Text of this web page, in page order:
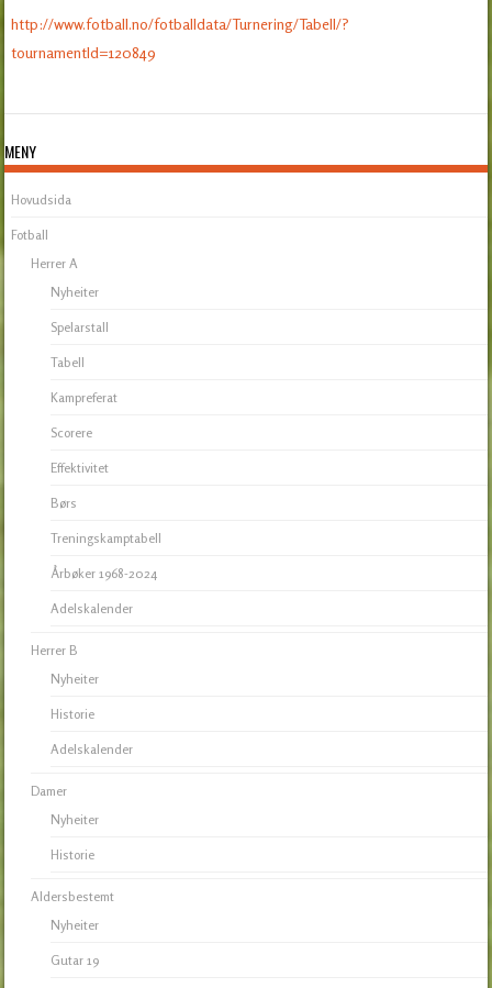
http://www.fotball.no/fotballdata/Turnering/Tabell/?
tournamentId=120849
MENY
Hovudsida
Fotball
Herrer A
Nyheiter
Spelarstall
Tabell
Kampreferat
Scorere
Effektivitet
Børs
Treningskamptabell
Årbøker 1968-2024
Adelskalender
Herrer B
Nyheiter
Historie
Adelskalender
Damer
Nyheiter
Historie
Aldersbestemt
Nyheiter
Gutar 19